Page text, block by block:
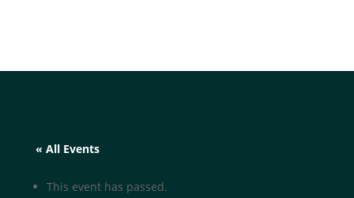
« All Events
This event has passed.